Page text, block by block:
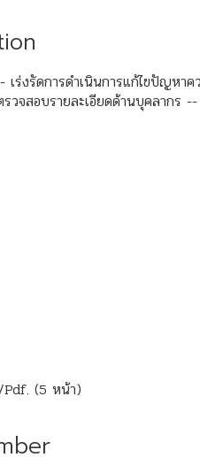
เร่งรัดการดำเนินการแก้ไขปัญหา
วจสอบรายละเอียดด้านบุคลากร
(5 หน้า)